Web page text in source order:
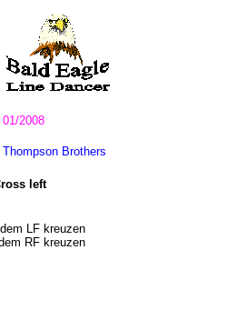
01/2008
Thompson Brothers
left
LF kreuzen
RF kreuzen